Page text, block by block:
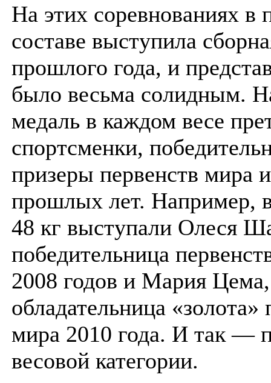
На этих соревнованиях в
составе выступила
прошлого года, и
было весьма солидным.
медаль в каждом весе
спортсменки,
призеры первенств мира
прошлых лет. Например,
48 кг выступали Олеся
победительница
2008 годов и Мария Цема,
обладательница «золота»
мира 2010 года. И так —
весовой категории.